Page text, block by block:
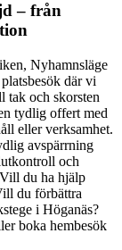
– från
Nyhamnsläge
där vi
tak och skorsten
tydlig offert med
eller verksamhet.
avspärrning
och
du ha hjälp
du förbättra
i Höganäs?
boka hembesök